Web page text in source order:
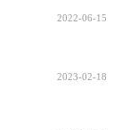
2022-06-15
2023-02-18